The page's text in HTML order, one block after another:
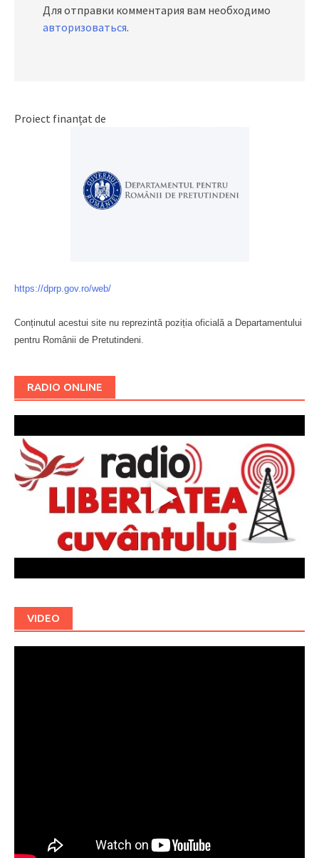
Для отправки комментария вам необходимо
авторизоваться.
Proiect finanțat de
https://dprp.gov.ro/web/
Conținutul acestui site nu reprezintă poziția oficială a Departamentului
pentru Românii de Pretutindeni.
RADIO ONLINE
VIDEO